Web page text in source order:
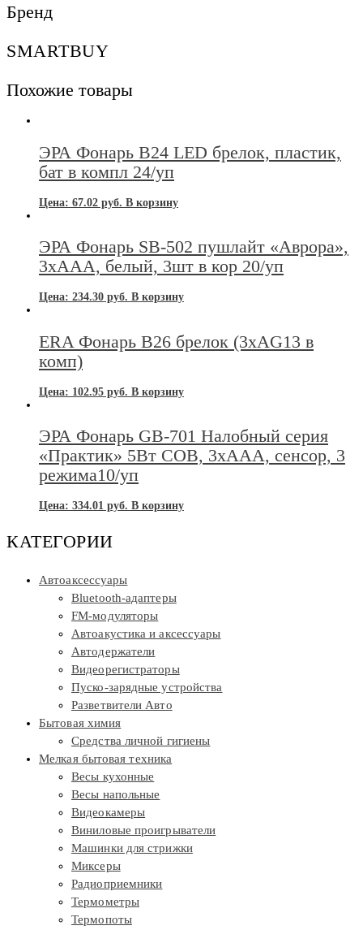
Бренд
SMARTBUY
Похожие товары
ЭРА Фонарь В24 LED брелок, пластик,
бат в компл 24/уп
Цена: 67.02 руб. В корзину
ЭРА Фонарь SB-502 пушлайт «Аврора»,
3xAAA, белый, 3шт в кор 20/уп
Цена: 234.30 руб. В корзину
ERA Фонарь В26 брелок (3хAG13 в
комп)
Цена: 102.95 руб. В корзину
ЭРА Фонарь GB-701 Налобный серия
«Практик» 5Вт COB, 3xAAA, сенсор, 3
режима10/уп
Цена: 334.01 руб. В корзину
КАТЕГОРИИ
Автоаксессуары
Bluetooth-адаптеры
FM-модуляторы
Автоакустика и аксессуары
Автодержатели
Видеорегистраторы
Пуско-зарядные устройства
Разветвители Авто
Бытовая химия
Средства личной гигиены
Мелкая бытовая техника
Весы кухонные
Весы напольные
Видеокамеры
Виниловые проигрыватели
Машинки для стрижки
Миксеры
Радиоприемники
Термометры
Термопоты